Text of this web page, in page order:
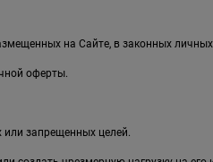
на Сайте, в законных личных
оферты.
запрещенных целей.